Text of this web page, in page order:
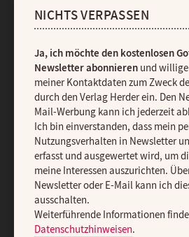
AGB und Widerrufsbelehrung
Impressum
Vertrag widerrufen
NICHTS VERPASSEN
Ja, ich möchte den kostenlosen
Newsletter abonnierenund willige
meiner Kontaktdaten zum Zweck
durch den Verlag Herder ein. Den
Mail-Werbung kann ich jederzeit
Ich bin einverstanden, dass mein
Nutzungsverhalten in Newsletter
erfasst und ausgewertet wird, um
meine Interessen auszurichten.
Newsletter oder E-Mail kann ich
ausschalten.
Weiterführende Informationen
Datenschutzhinweisen.